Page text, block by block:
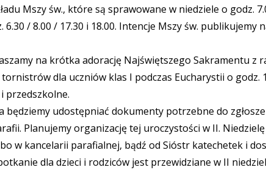
Mszy św., które są sprawowane w niedziele o godz.
6.30 / 8.00 / 17.30 i 18.00. Intencje Mszy św.
na krótka adorację Najświętszego Sakramentu z
dla uczniów klas I podczas Eucharystii o godz.
przedszkolne.
będziemy udostępniać dokumenty potrzebne do
Planujemy organizację tej uroczystości w II.
w kancelarii parafialnej, bądź od Sióstr katechetek i
dla dzieci i rodziców jest przewidziane w II